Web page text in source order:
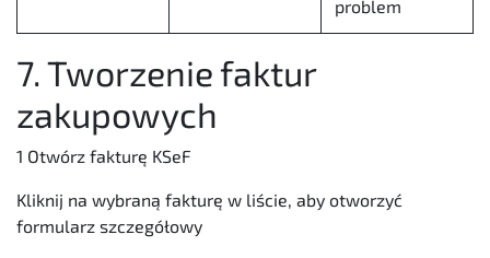
problem
7. Tworzenie faktur
zakupowych
1 Otwórz fakturę KSeF
Kliknij na wybraną fakturę w liście, aby otworzyć
formularz szczegółowy